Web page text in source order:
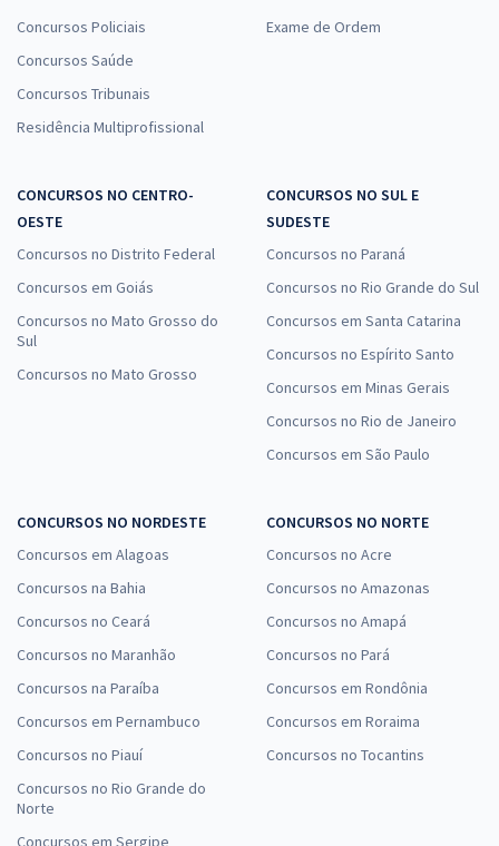
Concursos Policiais
Concursos Saúde
Concursos Tribunais
Residência Multiprofissional
Exame de Ordem
CONCURSOS NO CENTRO-
OESTE
Concursos no Distrito Federal
Concursos em Goiás
Concursos no Mato Grosso do
Sul
Concursos no Mato Grosso
CONCURSOS NO SUL E
SUDESTE
Concursos no Paraná
Concursos no Rio Grande do Sul
Concursos em Santa Catarina
Concursos no Espírito Santo
Concursos em Minas Gerais
Concursos no Rio de Janeiro
Concursos em São Paulo
CONCURSOS NO NORDESTE
Concursos em Alagoas
Concursos na Bahia
Concursos no Ceará
Concursos no Maranhão
Concursos na Paraíba
Concursos em Pernambuco
Concursos no Piauí
Concursos no Rio Grande do
Norte
Concursos em Sergipe
CONCURSOS NO NORTE
Concursos no Acre
Concursos no Amazonas
Concursos no Amapá
Concursos no Pará
Concursos em Rondônia
Concursos em Roraima
Concursos no Tocantins